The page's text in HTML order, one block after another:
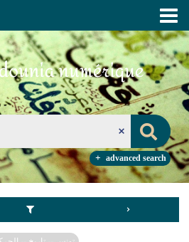
advanced search